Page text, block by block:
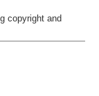
copyright and